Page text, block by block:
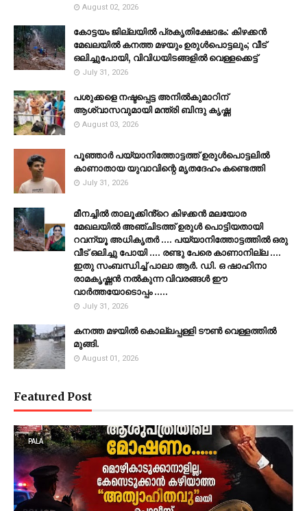
August 02, 2026
കോട്ടയം ജില്ലയില്‍ പ്രകൃതിക്ഷോഭം: കിഴക്കന്‍
മേഖലയില്‍ കനത്ത മഴയും ഉരുള്‍പൊട്ടലും; വീട്
ഒലിച്ചുപോയി, വിവിധയിടങ്ങളില്‍ വെള്ളക്കെട്ട്
July 31, 2026
പശുക്കളെ നഷ്ടപ്പെട്ട അനിൽകുമാറിന്
ആശ്വാസവുമായി മന്ത്രി ബിന്ദു കൃഷ്ണ
August 03, 2026
പൂഞ്ഞാര്‍ പയ്യാനിത്തോട്ടത്ത് ഉരുള്‍പൊട്ടലില്‍
കാണാതായ യുവാവിന്റെ മൃതദേഹം കണ്ടെത്തി
July 31, 2026
മീനച്ചിൽ താലൂക്കിൻ്റെ കിഴക്കൻ മലയോര
മേഖലയിൽ അഞ്ചിടത്ത് ഉരുൾ പൊട്ടിയതായി
റവന്യൂ അധികൃതർ .... പയ്യാനിത്തോട്ടത്തിൽ ഒരു
വീട് ഒലിച്ചു പോയി .... രണ്ടു പേരെ കാണാനില്ല ....
ഇതു സംബന്ധിച്ച് പാലാ ആർ. ഡി. ഒ ഷാഹിനാ
രാമകൃഷ്ണൻ നൽകുന്ന വിവരങ്ങൾ ഈ
വാർത്തയോടൊപ്പം .....
July 31, 2026
കനത്ത മഴയില്‍ കൊല്ലപ്പള്ളി ടൗണ്‍ വെള്ളത്തില്‍
മുങ്ങി.
August 01, 2026
Featured Post
PALA